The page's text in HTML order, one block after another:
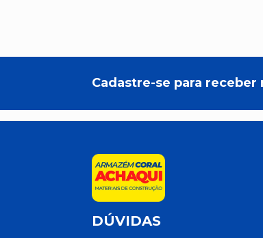
Cadastre-se para receber
DÚVIDAS